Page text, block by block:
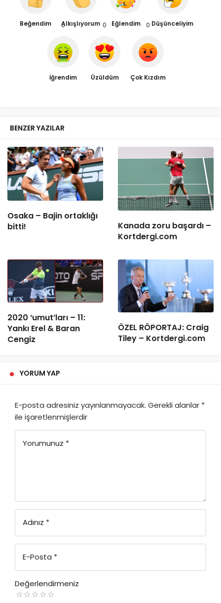
Beğendim Alkışlıyorum Eğlendim Düşünceliyim
0
İğrendim
0
Üzüldüm
0
Çok Kızdım
BENZER YAZILAR
Osaka – Bajin ortaklığı
bitti!
Kanada zoru başardı –
Kortdergi.com
2020 ‘umut’ları – 11:
Yankı Erel & Baran
Cengiz
ÖZEL RÖPORTAJ: Craig
Tiley – Kortdergi.com
YORUM YAP
E-posta adresiniz yayınlanmayacak. Gerekli alanlar *
ile işaretlenmişlerdir
Yorumunuz *
Adınız *
E-Posta *
Değerlendirmeniz